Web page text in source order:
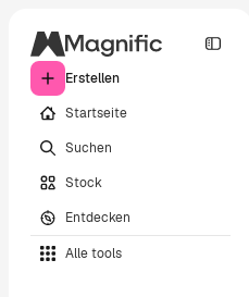
Erstellen
Startseite
Suchen
Stock
Entdecken
Alle tools